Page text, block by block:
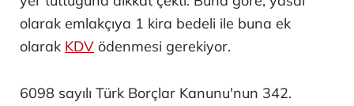
olarak emlakçıya 1 kira bedeli ile buna ek
olarak KDV ödenmesi gerekiyor.
6098 sayılı Türk Borçlar Kanunu'nun 342.